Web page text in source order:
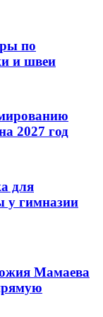
по
и швеи
2027 год
для
у гимназии
Мамаева